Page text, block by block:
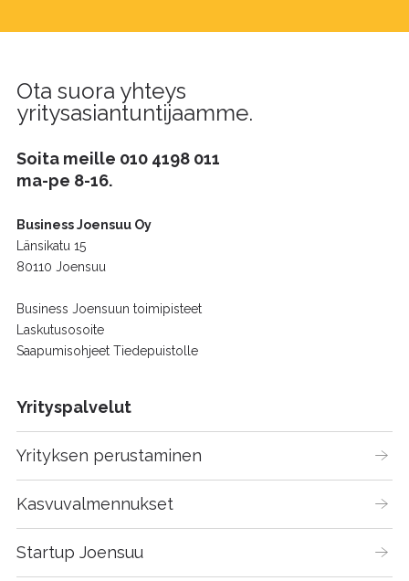
Ota suora yhteys
yritysasiantuntijaamme.
Soita meille 010 4198 011
ma-pe 8-16.
Business Joensuu Oy
Länsikatu 15
80110 Joensuu
Business Joensuun toimipisteet
Laskutusosoite
Saapumisohjeet Tiedepuistolle
Yrityspalvelut
Yrityksen perustaminen
Kasvuvalmennukset
Startup Joensuu